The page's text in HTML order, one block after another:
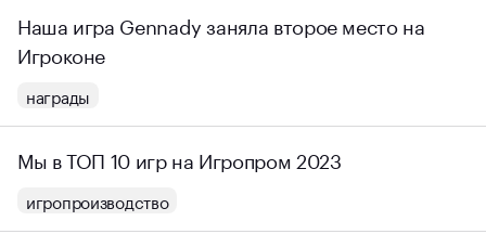
Наша игра Gennady заняла второе место на
Игроконе
награды
Мы в ТОП 10 игр на Игропром 2023
игропроизводство